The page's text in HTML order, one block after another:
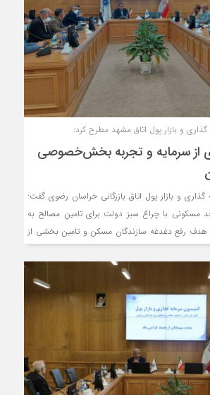
و بازار پول اتاق مشهد مطرح کرد:
از سرمایه و تجربه بخش‌خصوصی
و بازار پول اتاق بازرگانی خراسان رضوی گفت:
مسکونی با چراغ سبز دولت برای تامینِ مصالح به
با هدف رفع دغدغه سازندگان مسکن و تامین‌ بخشی از
قدمی اجرا قرار دارد اما تحقق چنین وعده بزرگی
دقیق، حمایت‌های مستمر و از همه مهم‌تر، «جذب